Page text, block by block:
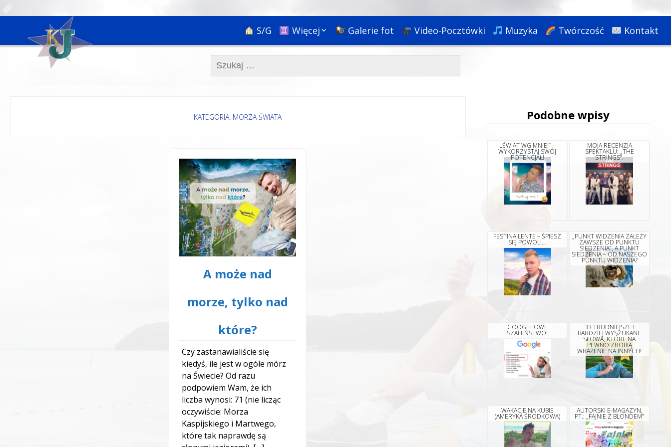
S/G
Więcej
Ciekawostki
Podróże
Społeczne+
Galerie fot Video-Pocztówki Muzyka Twórczość Kontakt
Szukaj:
KATEGORIA: MORZA ŚWIATA
A może nad
morze, tylko nad
które?
Czy zastanawialiście się
kiedyś, ile jest w ogóle mórz
na Świecie? Od razu
podpowiem Wam, że ich
liczba wynosi: 71 (nie licząc
oczywiście: Morza
Kaspijskiego i Martwego,
które tak naprawdę są
Podobne wpisy
„ŚWIAT WG MNIE!” –
WYKORZYSTAJ SWÓJ
POTENCJAŁ!
MOJA RECENZJA
SPEKTAKLU: „THE
STRINGS”.
FESTINA LENTE – ŚPIESZ
SIĘ POWOLI…
„PUNKT WIDZENIA ZALEŻY
ZAWSZE OD PUNKTU
SIEDZENIA”, A PUNKT
SIEDZENIA – OD NASZEGO
PUNKTU WIDZENIA?
GOOGLE’OWE
SZALEŃSTWO!
33 TRUDNIEJSZE I
BARDZIEJ WYSZUKANE
SŁOWA, KTÓRE NA
PEWNO ZROBIĄ
WRAŻENIE NA INNYCH!
WAKACJE NA KUBIE
(AMERYKA ŚRODKOWA)
AUTORSKI E-MAGAZYN,
PT.: „FAJNIE Z BLONDEM”